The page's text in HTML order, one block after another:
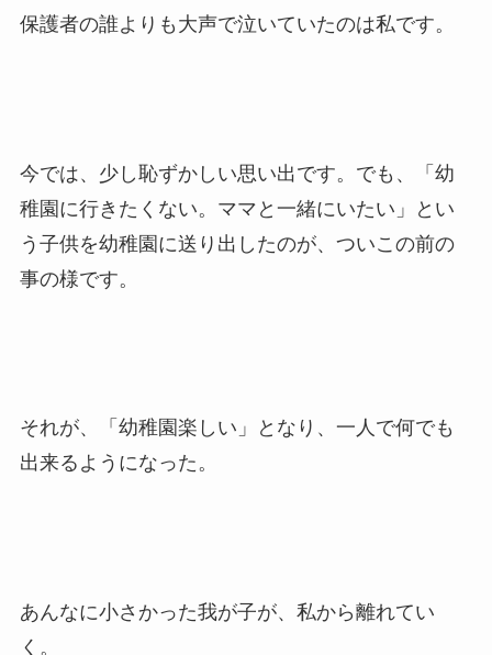
保護者の誰よりも大声で泣いていたのは私です。
今では、少し恥ずかしい思い出です。でも、「幼
稚園に行きたくない。ママと一緒にいたい」とい
う子供を幼稚園に送り出したのが、ついこの前の
事の様です。
それが、「幼稚園楽しい」となり、一人で何でも
出来るようになった。
あんなに小さかった我が子が、私から離れてい
く。